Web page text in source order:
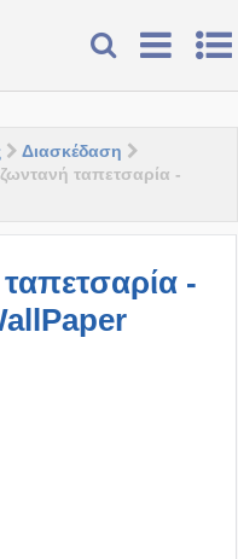
Διασκέδαση
ταπετσαρία -
-